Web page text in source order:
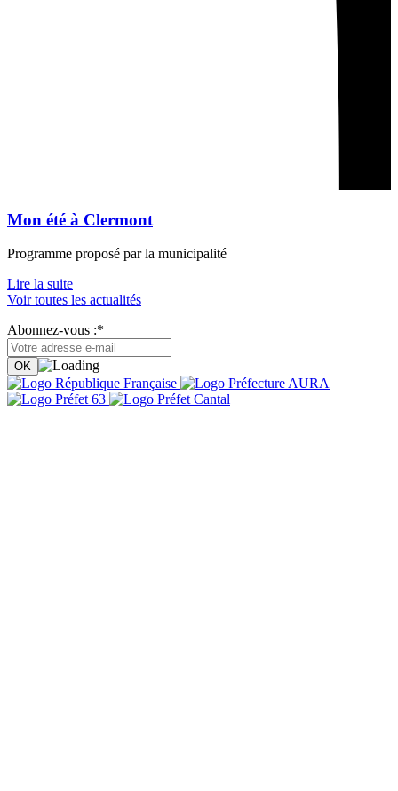
Mon été à Clermont
Programme proposé par la municipalité
Lire la suite
Voir toutes les actualités
Abonnez-vous :*